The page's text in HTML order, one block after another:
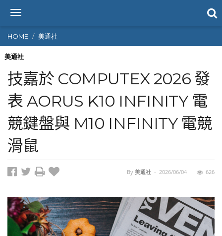
T
g
g
l
n
a
v
i
g
a
t
i
o
n
HOME 美通社
美通社
技嘉於 COMPUTEX 2026 發
表 AORUS K10 INFINITY 電
競鍵盤與 M10 INFINITY 電競
滑鼠
By 美通社 - 2026/06/04 626